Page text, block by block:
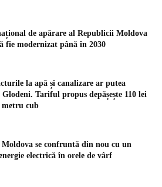
de apărare al Republicii Moldova
fie modernizat până în 2030
la apă și canalizare ar putea
Tariful propus depășește 110 lei
cub
Moldova se confruntă din nou cu un
electrică în orele de vârf